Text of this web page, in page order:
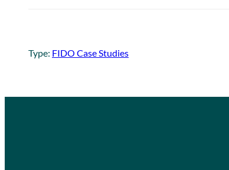
Type: FIDO Case Studies